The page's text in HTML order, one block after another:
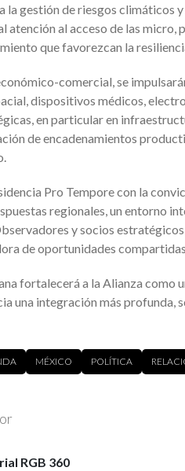
la gestión de riesgos
atención al acceso de las micro,
que favorezcan la
comercial, se
dispositivos médicos,
en particular en
de encadenamientos
Pro Tempore con la
regionales, un entorno
y socios
de oportunidades
fortalecerá a la Alianza como
una integración más
MÉXICO POLÍTICA
RGB 360